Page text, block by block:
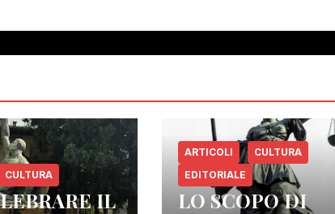
CULTURA
IL
ARTICOLI
CULTURA
EDITORIALE
LO SCOPO DI